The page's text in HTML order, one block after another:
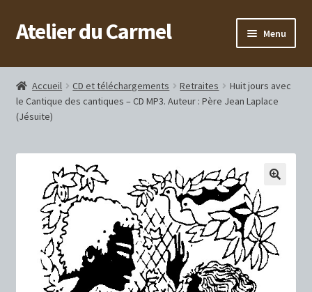
Aller
à
navigation
Aller
au
Atelier du Carmel Menu
Monastère
Accueil CD et téléchargements Retraites
Huit jours avec
le Cantique des cantiques – CD MP3. Auteur : Père Jean Laplace
(Jésuite)